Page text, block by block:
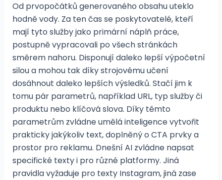
Od prvopočátků generovaného obsahu uteklo
hodně vody. Za ten čas se poskytovatelé, kteří
mají tyto služby jako primární náplň práce,
postupně vypracovali po všech stránkách
směrem nahoru. Disponují daleko lepší výpočetní
silou a mohou tak díky strojovému učení
dosáhnout daleko lepších výsledků. Stačí jim k
tomu pár parametrů, například URL, typ služby či
produktu nebo klíčová slova. Díky těmto
parametrům zvládne umělá inteligence vytvořit
prakticky jakýkoliv text, doplněný o CTA prvky a
prostor pro reklamu. Dnešní AI zvládne napsat
specifické texty i pro různé platformy. Jiná
pravidla vyžaduje pro texty Instagram, jiná zase